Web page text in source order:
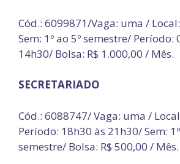
Cód.: 6099871/Vaga: uma /
Sem: 1º ao 5º semestre/ Período:
14h30/ Bolsa: R$ 1.000,00 / Mês.
SECRETARIADO
Cód.: 6088747/ Vaga: uma /
Período: 18h30 às 21h30/ Sem:
semestre/ Bolsa: R$ 500,00 / Mês.